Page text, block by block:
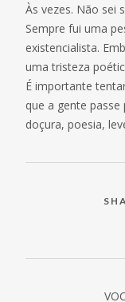
Às vezes. Não sei
Sempre fui uma
existencialista.
uma tristeza
É importante
que a gente
doçura, poesia,